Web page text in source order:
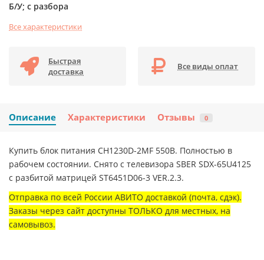
Б/У; с разбора
Все характеристики
Быстрая
доставка
Все виды оплат
Описание Характеристики Отзывы 0
Купить блок питания CH1230D-2MF 550B. Полностью в
рабочем состоянии. Снято с телевизора SBER SDX-65U4125
с разбитой матрицей ST6451D06-3 VER.2.3.
Отправка по всей России АВИТО доставкой (почта, сдэк).
Заказы через сайт доступны ТОЛЬКО для местных, на
самовывоз.